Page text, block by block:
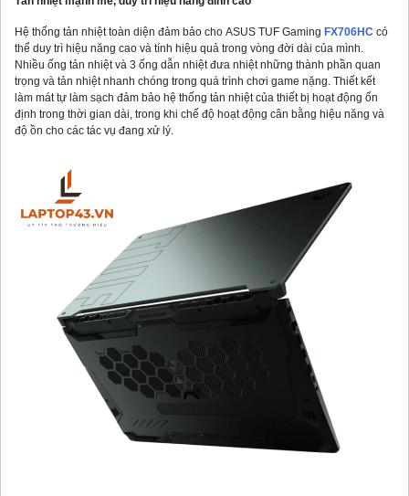
Hệ thống tản nhiệt toàn diện đảm bảo cho ASUS TUF Gaming FX706HC có
thể duy trì hiệu năng cao và tính hiệu quả trong vòng đời dài của mình.
Nhiều ống tản nhiệt và 3 ống dẫn nhiệt đưa nhiệt những thành phần quan
trọng và tản nhiệt nhanh chóng trong quá trình chơi game nặng. Thiết kết
làm mát tự làm sạch đảm bảo hệ thống tản nhiệt của thiết bị hoạt động ổn
định trong thời gian dài, trong khi chế độ hoạt động cân bằng hiệu năng và
độ ồn cho các tác vụ đang xử lý.